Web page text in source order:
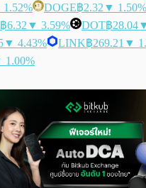
DOGE฿2.32 ▼ 1.50%
฿6.32 ▼ 3.59% DOT฿28.04
▼ 4.43% LINK฿269.21 ▼
1.00%